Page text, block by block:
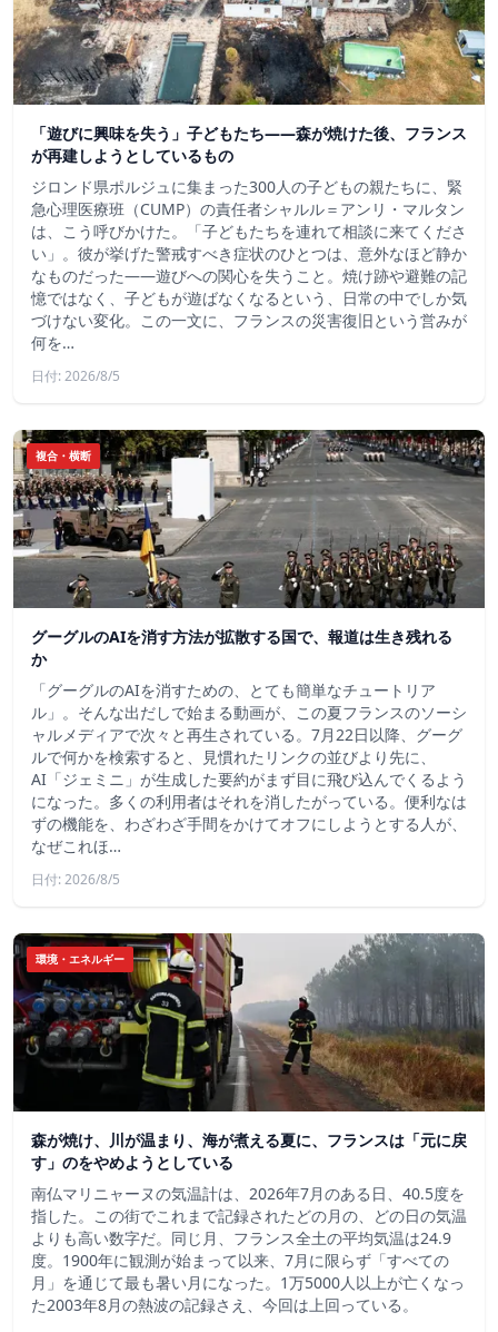
「遊びに興味を失う」子どもたち——森が焼けた後、フランス
が再建しようとしているもの
ジロンド県ポルジュに集まった300人の子どもの親たちに、緊
急心理医療班（CUMP）の責任者シャルル＝アンリ・マルタン
は、こう呼びかけた。「子どもたちを連れて相談に来てくださ
い」。彼が挙げた警戒すべき症状のひとつは、意外なほど静か
なものだった――遊びへの関心を失うこと。焼け跡や避難の記
憶ではなく、子どもが遊ばなくなるという、日常の中でしか気
づけない変化。この一文に、フランスの災害復旧という営みが
何を…
日付: 2026/8/5
複合・横断
グーグルのAIを消す方法が拡散する国で、報道は生き残れる
か
「グーグルのAIを消すための、とても簡単なチュートリア
ル」。そんな出だしで始まる動画が、この夏フランスのソーシ
ャルメディアで次々と再生されている。7月22日以降、グーグ
ルで何かを検索すると、見慣れたリンクの並びより先に、
AI「ジェミニ」が生成した要約がまず目に飛び込んでくるよう
になった。多くの利用者はそれを消したがっている。便利なは
ずの機能を、わざわざ手間をかけてオフにしようとする人が、
なぜこれほ…
日付: 2026/8/5
環境・エネルギー
森が焼け、川が温まり、海が煮える夏に、フランスは「元に戻
す」のをやめようとしている
南仏マリニャーヌの気温計は、2026年7月のある日、40.5度を
指した。この街でこれまで記録されたどの月の、どの日の気温
よりも高い数字だ。同じ月、フランス全土の平均気温は24.9
度。1900年に観測が始まって以来、7月に限らず「すべての
月」を通じて最も暑い月になった。1万5000人以上が亡くなっ
た2003年8月の熱波の記録さえ、今回は上回っている。